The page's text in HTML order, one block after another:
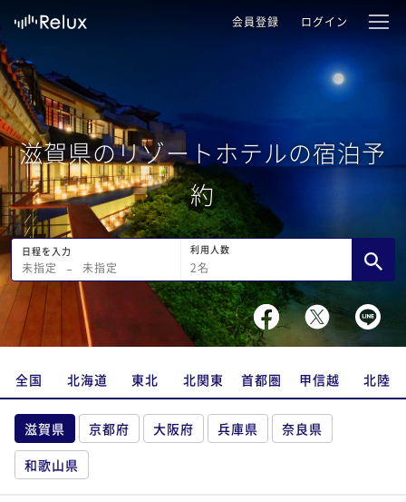
会員登録 ログイン
滋賀県のリゾートホテルの宿泊予
約
日程を入力
未指定 − 未指定
利用人数
2名
全国 北海道 東北 北関東 首都圏 甲信越 北陸
滋賀県 京都府 大阪府 兵庫県
奈良県
和歌山県